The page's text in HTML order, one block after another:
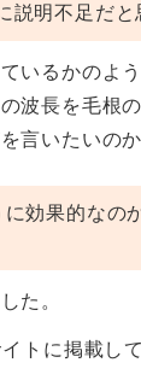
明不足だと
いるかのよ
波長を毛根
言いたいの
効果的なの
た。
トに掲載し